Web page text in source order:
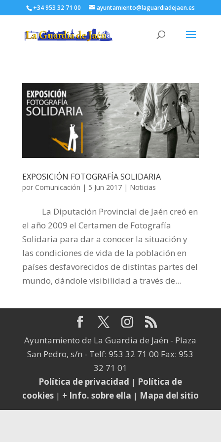
+34 953 32 71 00 ayuntamiento@laguardiadejaen.es
EXPOSICIÓN FOTOGRAFÍA SOLIDARIA
por Comunicación | 5 Jun 2017| Noticias
La Diputación Provincial de Jaén creó en
el año 2009 el Certamen de Fotografía
Solidaria para dar a conocer la situación y
las condiciones de vida de la población en
países desfavorecidos de distintas partes del
mundo, dándole visibilidad a través de...
Ayuntamiento de La Guardia de Jaén - Plaza
San Pedro, s/n - Telf: 953 32 71 00 Fax: 953
32 71 01
Política de privacidad | Política de
cookies| + Info. sobre ella | Mapa del sitio